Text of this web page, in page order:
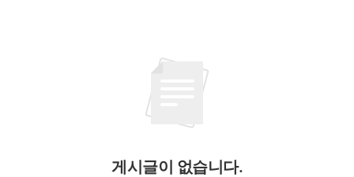
게시글이 없습니다.